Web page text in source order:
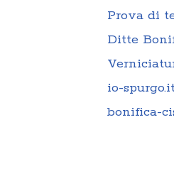
Prova di
Ditte
io-
bonifica-